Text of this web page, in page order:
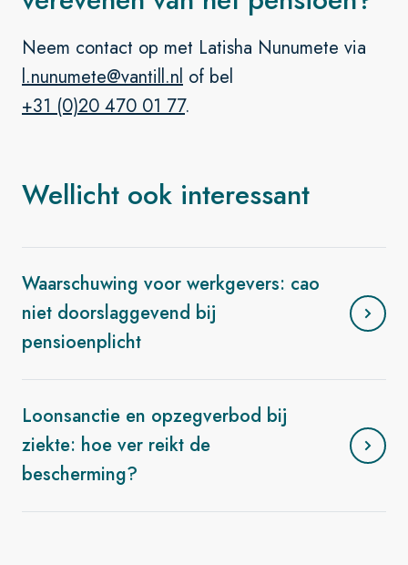
Neem contact op met Latisha Nunumete via
l.nunumete@vantill.nl of bel
+31 (0)20 470 01 77.
Wellicht ook interessant
Waarschuwing voor werkgevers: cao
niet doorslaggevend bij
pensioenplicht
Loonsanctie en opzegverbod bij
ziekte: hoe ver reikt de
bescherming?